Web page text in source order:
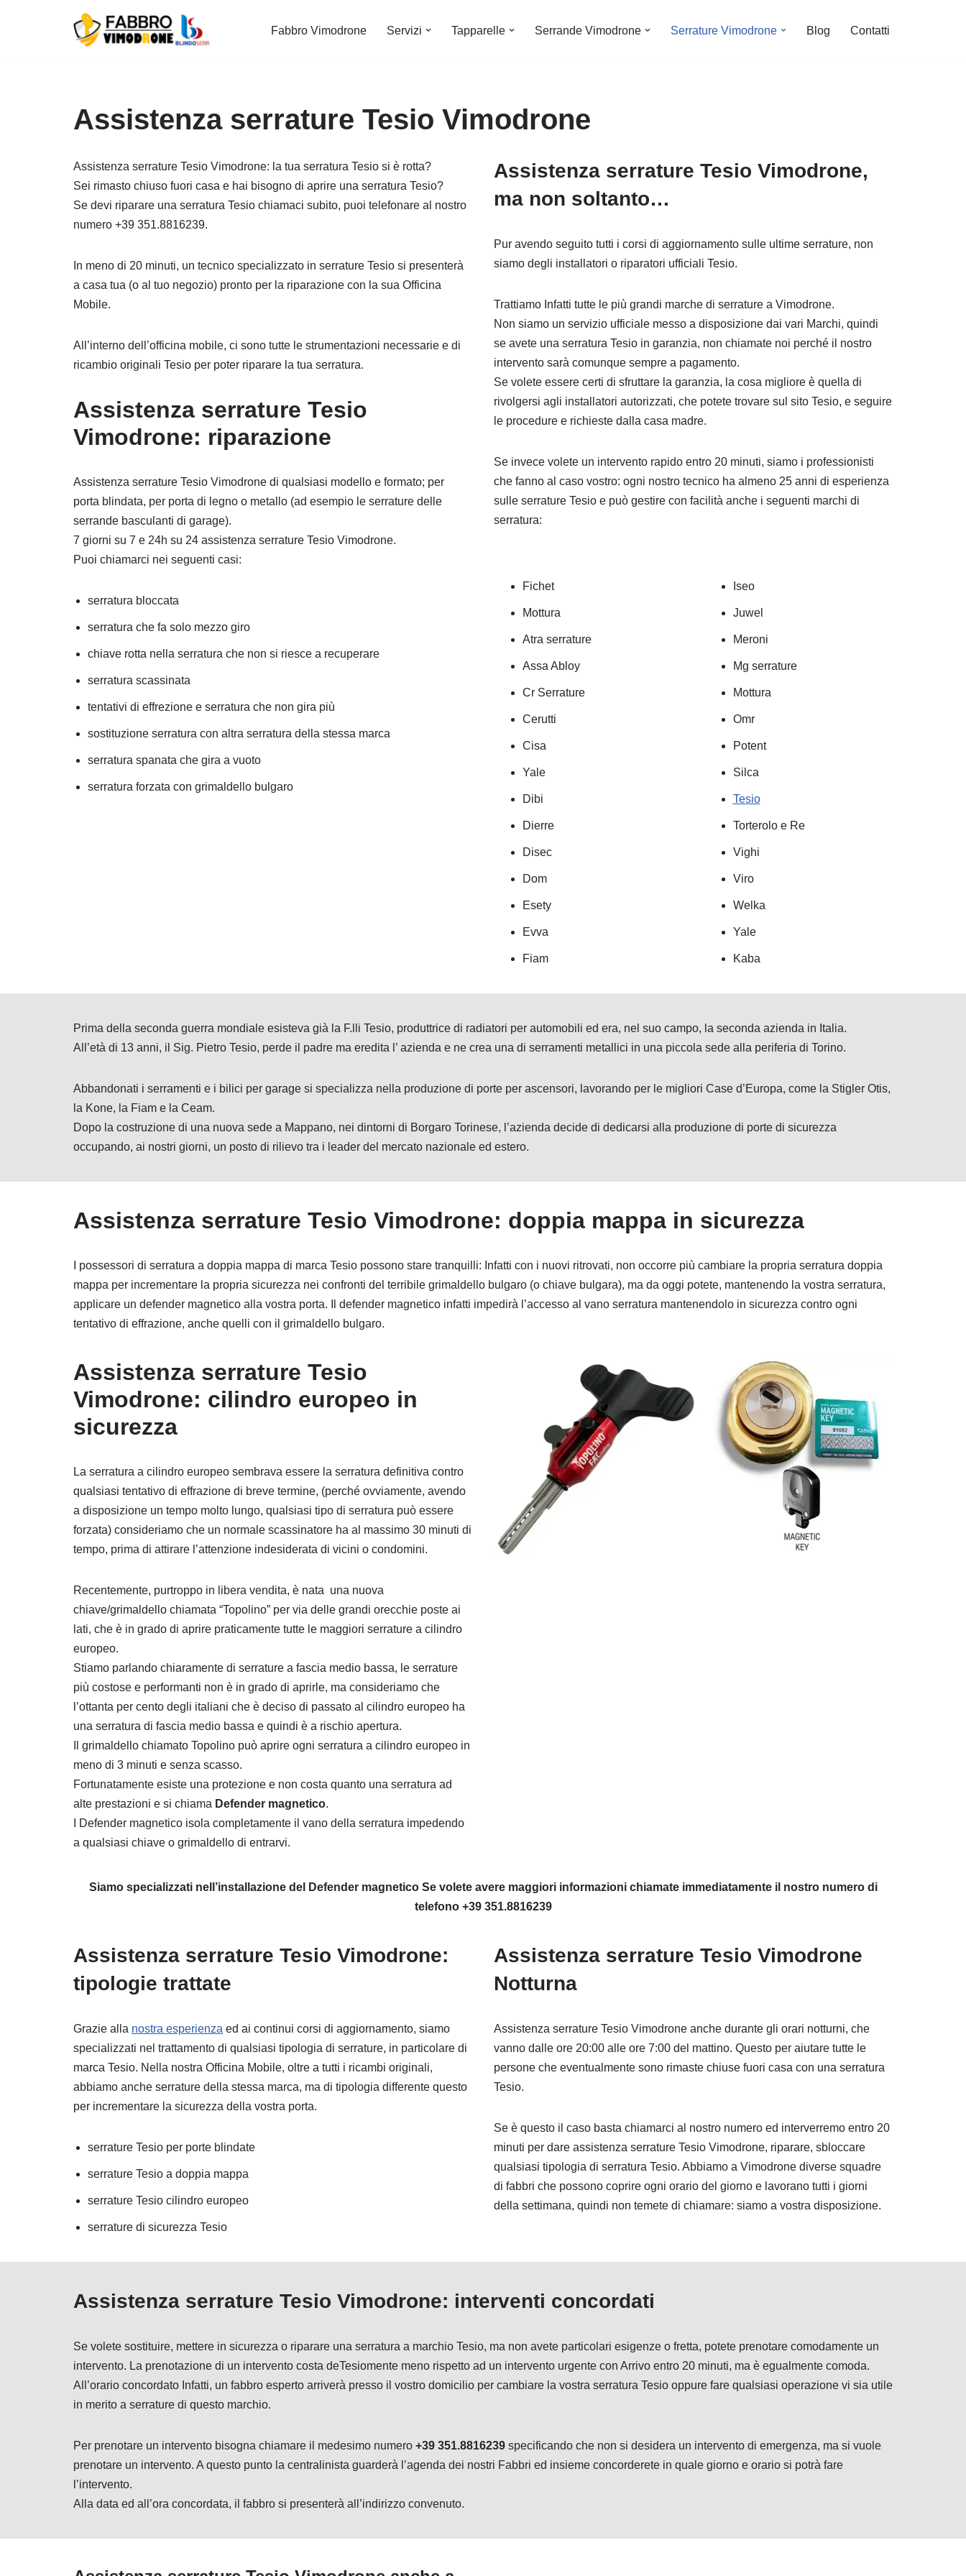
Fabbro Vimodrone Servizi Tapparelle Serrande Vimodrone Serrature Vimodrone Blog Contatti
Assistenza serrature Tesio Vimodrone
Assistenza serrature Tesio Vimodrone: la tua serratura Tesio si è rotta?
Sei rimasto chiuso fuori casa e hai bisogno di aprire una serratura Tesio?
Se devi riparare una serratura Tesio chiamaci subito, puoi telefonare al nostro
numero +39 351.8816239.
In meno di 20 minuti, un tecnico specializzato in serrature Tesio si presenterà
a casa tua (o al tuo negozio) pronto per la riparazione con la sua Officina
Mobile.
All’interno dell’officina mobile, ci sono tutte le strumentazioni necessarie e di
ricambio originali Tesio per poter riparare la tua serratura.
Assistenza serrature Tesio
Vimodrone: riparazione
Assistenza serrature Tesio Vimodrone di qualsiasi modello e formato; per
porta blindata, per porta di legno o metallo (ad esempio le serrature delle
serrande basculanti di garage).
7 giorni su 7 e 24h su 24 assistenza serrature Tesio Vimodrone.
Puoi chiamarci nei seguenti casi:
serratura bloccata
serratura che fa solo mezzo giro
chiave rotta nella serratura che non si riesce a recuperare
serratura scassinata
tentativi di effrezione e serratura che non gira più
sostituzione serratura con altra serratura della stessa marca
serratura spanata che gira a vuoto
serratura forzata con grimaldello bulgaro
Assistenza serrature Tesio Vimodrone,
ma non soltanto…
Pur avendo seguito tutti i corsi di aggiornamento sulle ultime serrature, non
siamo degli installatori o riparatori ufficiali Tesio.
Trattiamo Infatti tutte le più grandi marche di serrature a Vimodrone.
Non siamo un servizio ufficiale messo a disposizione dai vari Marchi, quindi
se avete una serratura Tesio in garanzia, non chiamate noi perché il nostro
intervento sarà comunque sempre a pagamento.
Se volete essere certi di sfruttare la garanzia, la cosa migliore è quella di
rivolgersi agli installatori autorizzati, che potete trovare sul sito Tesio, e seguire
le procedure e richieste dalla casa madre.
Se invece volete un intervento rapido entro 20 minuti, siamo i professionisti
che fanno al caso vostro: ogni nostro tecnico ha almeno 25 anni di esperienza
sulle serrature Tesio e può gestire con facilità anche i seguenti marchi di
serratura:
Fichet
Mottura
Atra serrature
Assa Abloy
Cr Serrature
Cerutti
Cisa
Yale
Dibi
Dierre
Disec
Dom
Esety
Evva
Fiam
Iseo
Juwel
Meroni
Mg serrature
Mottura
Omr
Potent
Silca
Tesio
Torterolo e Re
Vighi
Viro
Welka
Yale
Kaba
Prima della seconda guerra mondiale esisteva già la F.lli Tesio, produttrice di radiatori per automobili ed era, nel suo campo, la seconda azienda in Italia.
All’età di 13 anni, il Sig. Pietro Tesio, perde il padre ma eredita l’ azienda e ne crea una di serramenti metallici in una piccola sede alla periferia di Torino.
Abbandonati i serramenti e i bilici per garage si specializza nella produzione di porte per ascensori, lavorando per le migliori Case d’Europa, come la Stigler Otis,
la Kone, la Fiam e la Ceam.
Dopo la costruzione di una nuova sede a Mappano, nei dintorni di Borgaro Torinese, l’azienda decide di dedicarsi alla produzione di porte di sicurezza
occupando, ai nostri giorni, un posto di rilievo tra i leader del mercato nazionale ed estero.
Assistenza serrature Tesio Vimodrone: doppia mappa in sicurezza
I possessori di serratura a doppia mappa di marca Tesio possono stare tranquilli: Infatti con i nuovi ritrovati, non occorre più cambiare la propria serratura doppia
mappa per incrementare la propria sicurezza nei confronti del terribile grimaldello bulgaro (o chiave bulgara), ma da oggi potete, mantenendo la vostra serratura,
applicare un defender magnetico alla vostra porta. Il defender magnetico infatti impedirà l’accesso al vano serratura mantenendolo in sicurezza contro ogni
tentativo di effrazione, anche quelli con il grimaldello bulgaro.
Assistenza serrature Tesio
Vimodrone: cilindro europeo in
sicurezza
La serratura a cilindro europeo sembrava essere la serratura definitiva contro
qualsiasi tentativo di effrazione di breve termine, (perché ovviamente, avendo
a disposizione un tempo molto lungo, qualsiasi tipo di serratura può essere
forzata) consideriamo che un normale scassinatore ha al massimo 30 minuti di
tempo, prima di attirare l’attenzione indesiderata di vicini o condomini.
Recentemente, purtroppo in libera vendita, è nata una nuova
chiave/grimaldello chiamata “Topolino” per via delle grandi orecchie poste ai
lati, che è in grado di aprire praticamente tutte le maggiori serrature a cilindro
europeo.
Stiamo parlando chiaramente di serrature a fascia medio bassa, le serrature
più costose e performanti non è in grado di aprirle, ma consideriamo che
l’ottanta per cento degli italiani che è deciso di passato al cilindro europeo ha
una serratura di fascia medio bassa e quindi è a rischio apertura.
Il grimaldello chiamato Topolino può aprire ogni serratura a cilindro europeo in
meno di 3 minuti e senza scasso.
Fortunatamente esiste una protezione e non costa quanto una serratura ad
alte prestazioni e si chiama Defender magnetico.
I Defender magnetico isola completamente il vano della serratura impedendo
a qualsiasi chiave o grimaldello di entrarvi.
Siamo specializzati nell’installazione del Defender magnetico Se volete avere maggiori informazioni chiamate immediatamente il nostro numero di
telefono +39 351.8816239
Assistenza serrature Tesio Vimodrone:
tipologie trattate
Grazie alla nostra esperienza ed ai continui corsi di aggiornamento, siamo
specializzati nel trattamento di qualsiasi tipologia di serrature, in particolare di
marca Tesio. Nella nostra Officina Mobile, oltre a tutti i ricambi originali,
abbiamo anche serrature della stessa marca, ma di tipologia differente questo
per incrementare la sicurezza della vostra porta.
serrature Tesio per porte blindate
serrature Tesio a doppia mappa
serrature Tesio cilindro europeo
serrature di sicurezza Tesio
Assistenza serrature Tesio Vimodrone
Notturna
Assistenza serrature Tesio Vimodrone anche durante gli orari notturni, che
vanno dalle ore 20:00 alle ore 7:00 del mattino. Questo per aiutare tutte le
persone che eventualmente sono rimaste chiuse fuori casa con una serratura
Tesio.
Se è questo il caso basta chiamarci al nostro numero ed interverremo entro 20
minuti per dare assistenza serrature Tesio Vimodrone, riparare, sbloccare
qualsiasi tipologia di serratura Tesio. Abbiamo a Vimodrone diverse squadre
di fabbri che possono coprire ogni orario del giorno e lavorano tutti i giorni
della settimana, quindi non temete di chiamare: siamo a vostra disposizione.
Assistenza serrature Tesio Vimodrone: interventi concordati
Se volete sostituire, mettere in sicurezza o riparare una serratura a marchio Tesio, ma non avete particolari esigenze o fretta, potete prenotare comodamente un
intervento. La prenotazione di un intervento costa deTesiomente meno rispetto ad un intervento urgente con Arrivo entro 20 minuti, ma è egualmente comoda.
All’orario concordato Infatti, un fabbro esperto arriverà presso il vostro domicilio per cambiare la vostra serratura Tesio oppure fare qualsiasi operazione vi sia utile
in merito a serrature di questo marchio.
Per prenotare un intervento bisogna chiamare il medesimo numero +39 351.8816239 specificando che non si desidera un intervento di emergenza, ma si vuole
prenotare un intervento. A questo punto la centralinista guarderà l’agenda dei nostri Fabbri ed insieme concorderete in quale giorno e orario si potrà fare
l’intervento.
Alla data ed all’ora concordata, il fabbro si presenterà all’indirizzo convenuto.